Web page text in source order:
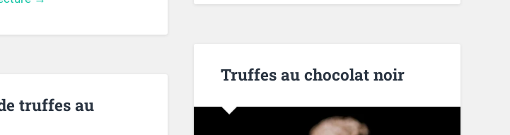
Truffes au chocolat noir
truffes au